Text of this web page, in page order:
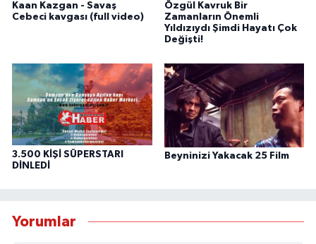
Kaan Kazgan - Savaş
Cebeci kavgası (full video)
Özgül Kavruk Bir
Zamanların Önemli
Yıldızıydı Şimdi Hayatı Çok
Değişti!
3.500 KİŞİ SÜPERSTARI
DİNLEDİ
Beyninizi Yakacak 25 Film
Yorumlar